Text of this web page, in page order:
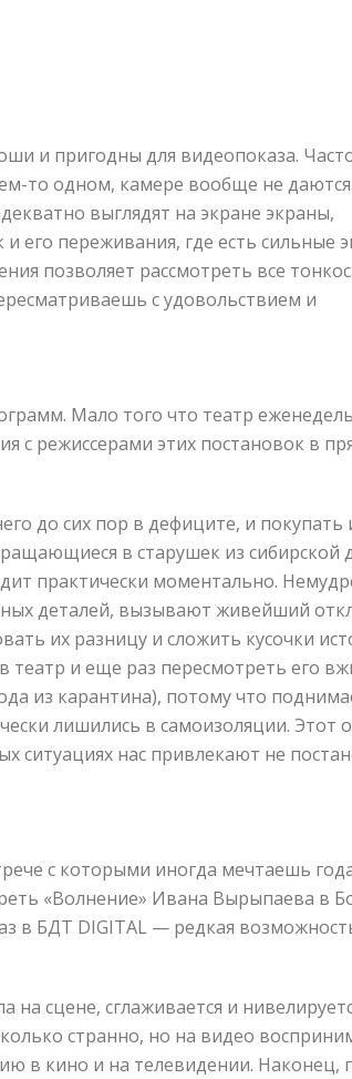
и пригодны для видеопоказа.
то одном, камере вообще не даются.
выглядят на экране экраны,
и его переживания, где есть сильные
позволяет рассмотреть все
с удовольствием и
Мало того что театр
с режиссерами этих постановок в
до сих пор в дефиците, и покупать
в старушек из сибирской
практически моментально.
деталей, вызывают живейший
их разницу и сложить кусочки
театр и еще раз пересмотреть его
из карантина), потому что
лишились в самоизоляции. Этот
ситуациях нас привлекают не
с которыми иногда мечтаешь
«Волнение» Ивана Вырыпаева в
в БДТ DIGITAL — редкая
сцене, сглаживается и
странно, но на видео
в кино и на телевидении. Наконец,